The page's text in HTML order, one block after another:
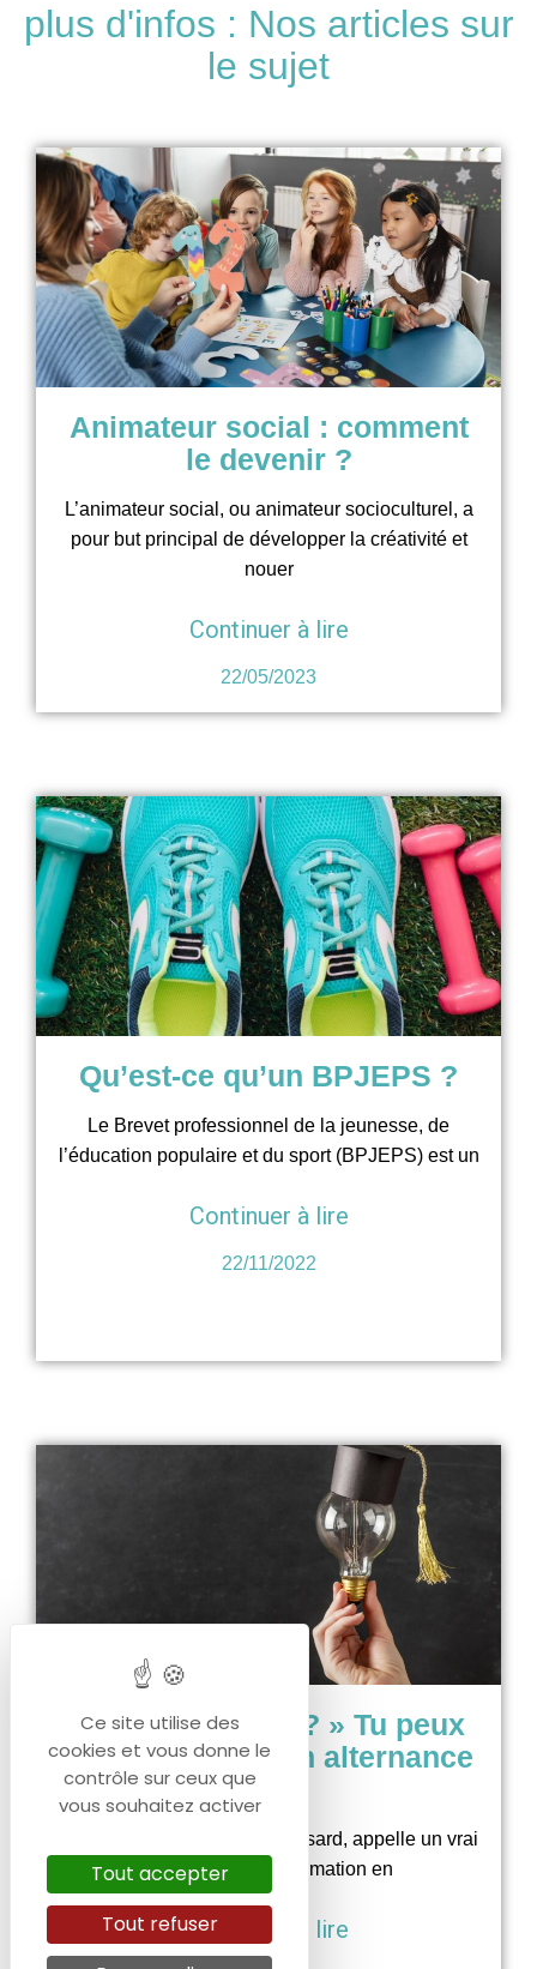
plus d'infos : Nos articles sur
le sujet
Animateur social : comment
le devenir ?
L’animateur social, ou animateur socioculturel, a
pour but principal de développer la créativité et
nouer
Continuer à lire
22/05/2023
Qu’est-ce qu’un BPJEPS ?
Le Brevet professionnel de la jeunesse, de
l’éducation populaire et du sport (BPJEPS) est un
Continuer à lire
22/11/2022
« DIS FORMAPI ? » Tu peux
m’aider pour mon alternance
Ne laisse pas de place au hasard, appelle un vrai
spécialiste de la formation en
Continuer à lire
Ce site utilise des
cookies et vous donne le
contrôle sur ceux que
vous souhaitez activer
Tout accepter
Tout refuser